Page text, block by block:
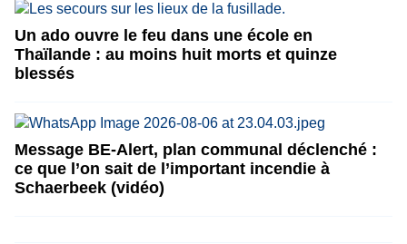
Un ado ouvre le feu dans une école en
Thaïlande : au moins huit morts et quinze
blessés
Message BE-Alert, plan communal déclenché :
ce que l’on sait de l’important incendie à
Schaerbeek (vidéo)